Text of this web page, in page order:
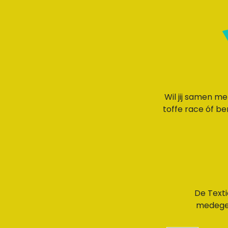
Wil jij samen
toffe race óf
De